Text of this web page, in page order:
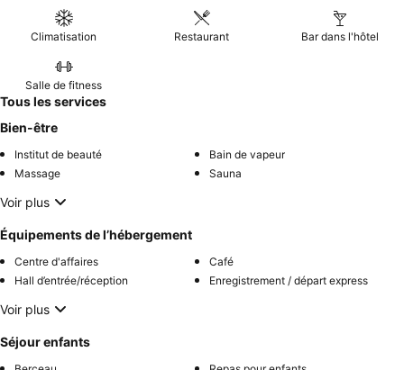
Climatisation Restaurant Bar dans l'hôtel
Salle de fitness
Tous les services
Bien-être
Institut de beauté
Bain de vapeur
Massage
Sauna
Voir plus
Équipements de l’hébergement
Centre d'affaires
Café
Hall d’entrée/réception
Enregistrement / départ express
Voir plus
Séjour enfants